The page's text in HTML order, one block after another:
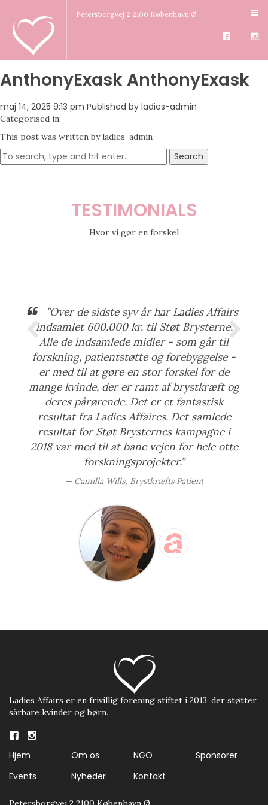
Petersborgvej 2 2100 København Ø
AnthonyExask AnthonyExask
maj 14, 2025 9:13 pm Published by ladies-admin
Categorised in:
This post was written by ladies-admin
Search
TESTIMONIALS
Hvor vi gør en forskel
”Over de sidste syv år har Ladies Affairs
indsamlet 600.000 kr. til Støt Brysterne.
Alle de indsamlede midler - som går til
forskning, patientstøtte og forebyggelse -
er med til at gøre en stor forskel for de
mange kvinde, der er ramt af brystkræft og
deres pårørende. Det er et fantastisk
resultat fra Ladies Affaires. Det samlede
resultat for Støt Brysternes kampagne i
2018 var med til at bane vejen for hele otte
forskningsprojekter.”
Camilla Wills, Brystkræfts Patient
Ladies Affairs er en frivillig forening stiftet i 2013, der støtter
sårbare kvinder og børn.
Hjem Om os NGO
Sponsorer
Events
Nyheder Kontakt